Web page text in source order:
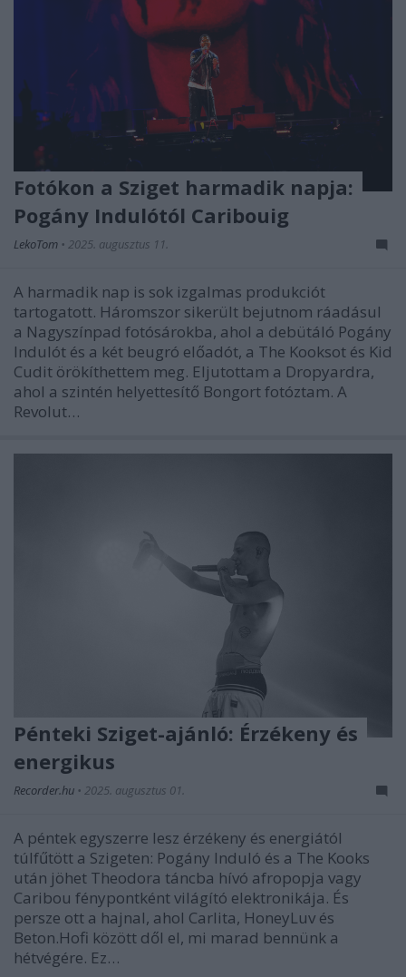
Fotókon a Sziget harmadik napja:
Pogány Indulótól Caribouig
LekoTom • 2025. augusztus 11.
A harmadik nap is sok izgalmas produkciót
tartogatott. Háromszor sikerült bejutnom ráadásul
a Nagyszínpad fotósárokba, ahol a debütáló Pogány
Indulót és a két beugró előadót, a The Kooksot és Kid
Cudit örökíthettem meg. Eljutottam a Dropyardra,
ahol a szintén helyettesítő Bongort fotóztam. A
Revolut…
Pénteki Sziget-ajánló: Érzékeny és
energikus
Recorder.hu • 2025. augusztus 01.
A péntek egyszerre lesz érzékeny és energiától
túlfűtött a Szigeten: Pogány Induló és a The Kooks
után jöhet Theodora táncba hívó afropopja vagy
Caribou fénypontként világító elektronikája. És
persze ott a hajnal, ahol Carlita, HoneyLuv és
Beton.Hofi között dől el, mi marad bennünk a
hétvégére. Ez…